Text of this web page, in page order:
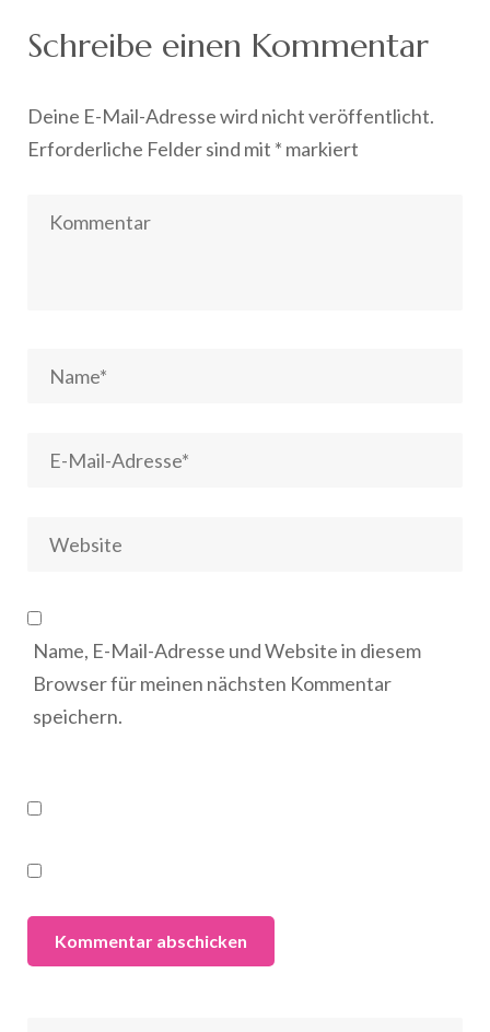
Schreibe einen Kommentar
Deine E-Mail-Adresse wird nicht veröffentlicht.
Erforderliche Felder sind mit * markiert
Name, E-Mail-Adresse und Website in diesem
Browser für meinen nächsten Kommentar
speichern.